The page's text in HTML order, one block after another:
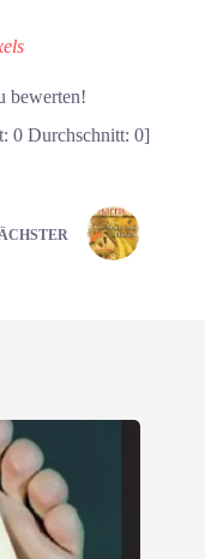
bewerten!
0Durchschnitt: 0]